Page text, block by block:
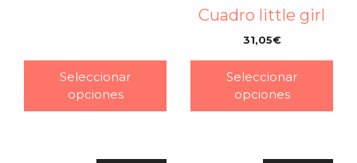
Seleccionar
opciones
Cuadro little girl
31,05€
Seleccionar
opciones